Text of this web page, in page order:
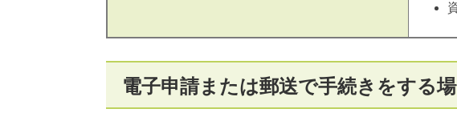
電子申請または郵送で手続きをする